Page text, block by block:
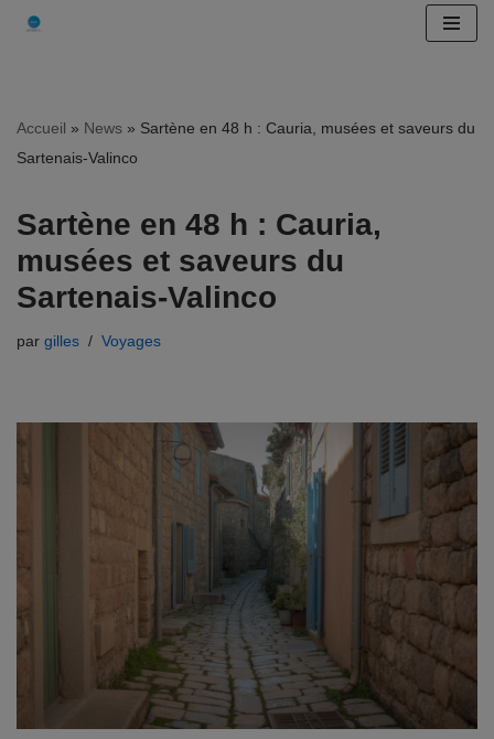
contenu
Accueil » News » Sartène en 48 h : Cauria, musées et saveurs du
Sartenais‑Valinco
Sartène en 48 h : Cauria,
musées et saveurs du
Sartenais‑Valinco
par gilles Voyages